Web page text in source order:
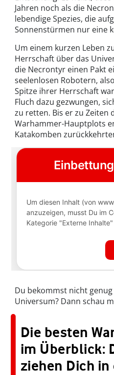
Jahren noch als die
lebendige Spezies, die
Sonnenstürmen nur eine
Um einem kurzen Leben
Herrschaft über das
die Necrontyr einen Pakt
seelenlosen Robotern,
Spitze ihrer Herrschaft
Fluch dazu gezwungen,
zu retten. Bis er zu Zeiten
Warhammer-Hauptplots
Katakomben
Du bekommst nicht
Universum? Dann schau
Die besten
im Überblick:
ziehen Dich in